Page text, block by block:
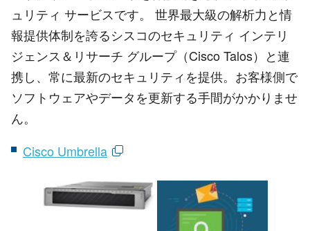
ュリティ サービスです。 世界最大級の解析力と情
報提供体制を誇るシスコのセキュリティ インテリ
ジェンス＆リサーチ グループ（Cisco Talos）と連
携し、常に最新のセキュリティを提供。お客様側で
ソフトウェアやデータを更新する手間がかかりませ
ん。
Cisco Umbrella